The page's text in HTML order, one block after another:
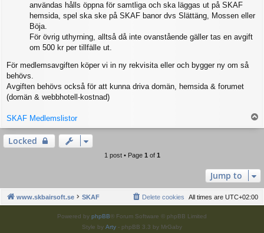
användas hålls öppna för samtliga och ska läggas ut på SKAF
hemsida, spel ska ske på SKAF banor dvs Slättäng, Mossen eller
Böja.
För övrig uthyrning, alltså då inte ovanstående gäller tas en avgift
om 500 kr per tillfälle ut.
För medlemsavgiften köper vi in ny rekvisita eller och bygger ny om så
behövs.
Avgiften behövs också för att kunna driva domän, hemsida & forumet
(domän & webbhotell-kostnad)
SKAF Medlemslistor
o
Locked
1 post • Page 1 of 1
Jump to
www.skbairsoft.se SKAF All times are UTC+02:00
Delete cookies
Powered by phpBB® Forum Software © phpBB Limited
Style by Arty - phpBB 3.3 by MrGaby